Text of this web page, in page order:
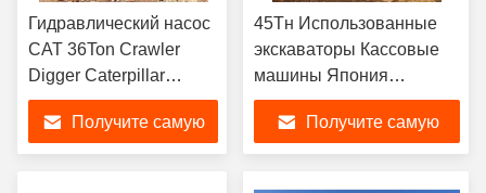
Гидравлический насос
CAT 36Ton Crawler
Digger Caterpillar
336D2L
Использованные
экскаваторы
Получите самую
45Тн Использованные
экскаваторы Кассовые
машины Япония
Использованные
экскаваторы Komatsu
PC450-8
Получите самую